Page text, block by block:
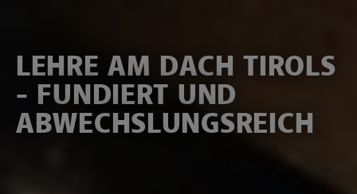
LEHRE AM DACH TIROLS
- FUNDIERT UND
ABWECHSLUNGSREICH